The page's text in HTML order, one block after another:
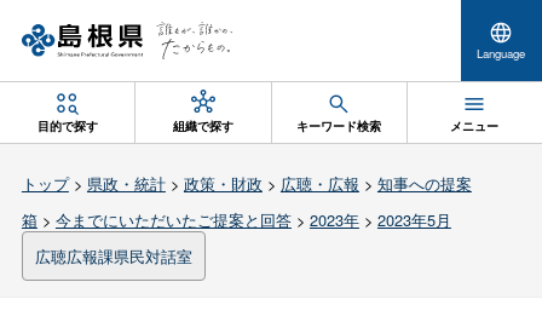
Language
目的で探す 組織で探す キーワード検索 メニュー
トップ> 県政・統計> 政策・財政 > 広聴・広報 > 知事への提案
箱> 今までにいただいたご提案と回答> 2023年> 2023年5月
広聴広報課県民対話室